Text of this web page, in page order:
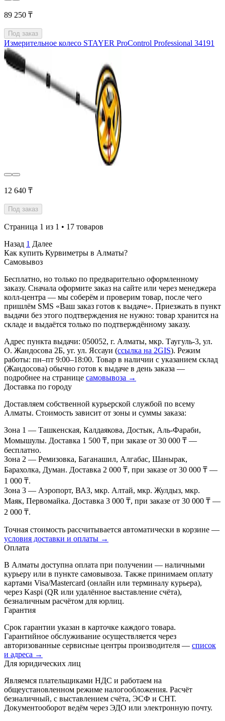
89 250 ₸
Под заказ
Измерительное колесо STAYER ProControl Professional 34191
12 640 ₸
Под заказ
Страница 1 из 1 • 17 товаров
Назад 1 Далее
Как купить Курвиметры в Алматы?
Самовывоз
Бесплатно, но только по предварительно оформленному
заказу. Сначала оформите заказ на сайте или через менеджера
колл-центра — мы соберём и проверим товар, после чего
пришлём SMS «Ваш заказ готов к выдаче». Приезжать в пункт
выдачи без этого подтверждения не нужно: товар хранится на
складе и выдаётся только по подтверждённому заказу.
Адрес пункта выдачи: 050052, г. Алматы, мкр. Таугуль-3, ул.
О. Жандосова 2Б, уг. ул. Яссауи (ссылка на 2GIS). Режим
работы: пн–пт 9:00–18:00. Товар в наличии с указанием склад
(Жандосова) обычно готов к выдаче в день заказа —
подробнее на странице самовывоза →
Доставка по городу
Доставляем собственной курьерской службой по всему
Алматы. Стоимость зависит от зоны и суммы заказа:
Зона 1 — Ташкенская, Калдаякова, Достык, Аль-Фараби,
Момышулы. Доставка 1 500 ₸, при заказе от 30 000 ₸ —
бесплатно.
Зона 2 — Ремизовка, Баганашил, Алгабас, Шанырак,
Барахолка, Думан. Доставка 2 000 ₸, при заказе от 30 000 ₸ —
1 000 ₸.
Зона 3 — Аэропорт, ВАЗ, мкр. Алтай, мкр. Жулдыз, мкр.
Маяк, Первомайка. Доставка 3 000 ₸, при заказе от 30 000 ₸ —
2 000 ₸.
Точная стоимость рассчитывается автоматически в корзине —
условия доставки и оплаты →
Оплата
В Алматы доступна оплата при получении — наличными
курьеру или в пункте самовывоза. Также принимаем оплату
картами Visa/Mastercard (онлайн или терминалу курьера),
через Kaspi (QR или удалённое выставление счёта),
безналичным расчётом для юрлиц.
Гарантия
Срок гарантии указан в карточке каждого товара.
Гарантийное обслуживание осуществляется через
авторизованные сервисные центры производителя — список
и адреса →
Для юридических лиц
Являемся плательщиками НДС и работаем на
общеустановленном режиме налогообложения. Расчёт
безналичный, с выставлением счёта, ЭСФ и СНТ.
Документооборот ведём через ЭДО или электронную почту.